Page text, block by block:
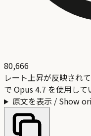
80,666
レート上昇が反映され
で Opus 4.7 を使用して
原文を表示 / Show